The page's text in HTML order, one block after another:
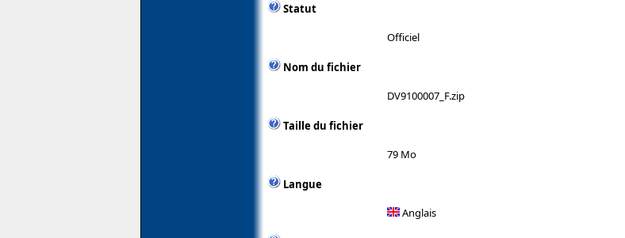
Statut
Officiel
Nom du fichier
DV9100007_F.zip
Taille du fichier
79 Mo
Langue
Anglais